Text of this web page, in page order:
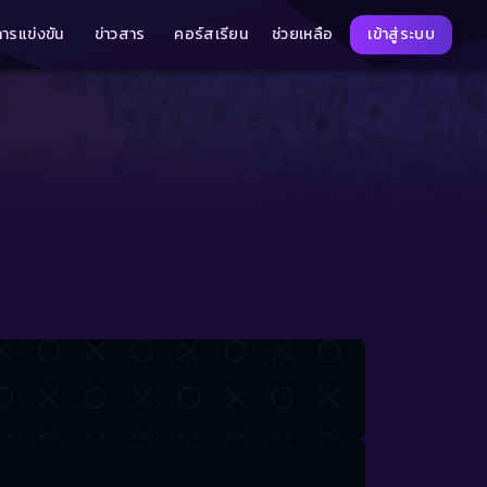
รแข่งขัน ข่าวสาร คอร์สเรียน ช่วยเหลือ เข้าสู่ระบบ